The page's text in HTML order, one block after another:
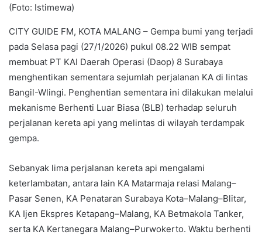
(Foto: Istimewa)
CITY GUIDE FM, KOTA MALANG – Gempa bumi yang terjadi
pada Selasa pagi (27/1/2026) pukul 08.22 WIB sempat
membuat PT KAI Daerah Operasi (Daop) 8 Surabaya
menghentikan sementara sejumlah perjalanan KA di lintas
Bangil-Wlingi. Penghentian sementara ini dilakukan melalui
mekanisme Berhenti Luar Biasa (BLB) terhadap seluruh
perjalanan kereta api yang melintas di wilayah terdampak
gempa.
Sebanyak lima perjalanan kereta api mengalami
keterlambatan, antara lain KA Matarmaja relasi Malang–
Pasar Senen, KA Penataran Surabaya Kota–Malang–Blitar,
KA Ijen Ekspres Ketapang–Malang, KA Betmakola Tanker,
serta KA Kertanegara Malang–Purwokerto. Waktu berhenti